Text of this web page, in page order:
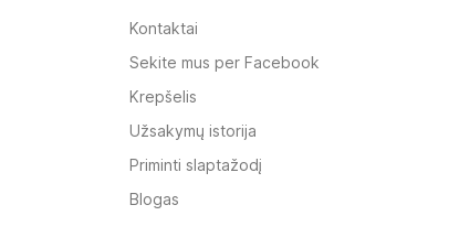
Kontaktai
Sekite mus per Facebook
Krepšelis
Užsakymų istorija
Priminti slaptažodį
Blogas